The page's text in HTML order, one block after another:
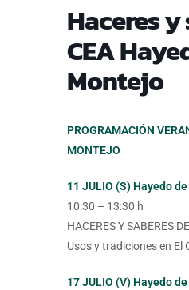
Haceres y
CEA
Montejo
PROGRAMACIÓN
MONTEJO
11 JULIO (S) Hayedo
10:30 – 13:30 h
HACERES Y SABERES
Usos y tradiciones en El
17 JULIO (V) Hayedo